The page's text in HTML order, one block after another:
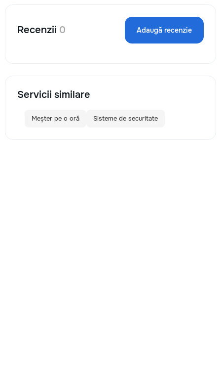
Recenzii 0 Adaugă recenzie
Servicii similare
Meșter pe o oră Sisteme de securitate